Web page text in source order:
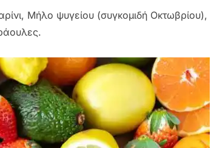
Μήλο ψυγείου (συγκομιδή Οκτωβρίου),